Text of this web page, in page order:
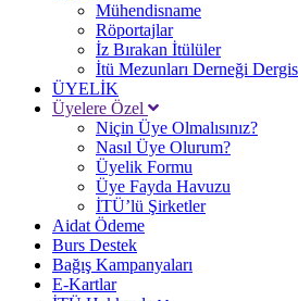
Mühendisname
Röportajlar
İz Bırakan İtülüler
İtü Mezunları Derneği
ÜYELİK
Üyelere Özel
Niçin Üye Olmalısınız?
Nasıl Üye Olurum?
Üyelik Formu
Üye Fayda Havuzu
İTÜ’lü Şirketler
Aidat Ödeme
Burs Destek
Bağış Kampanyaları
E-Kartlar